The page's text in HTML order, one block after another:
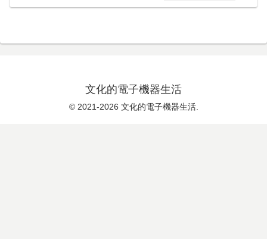
文化的電子機器生活
© 2021-2026 文化的電子機器生活.